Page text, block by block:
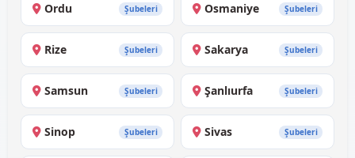
Ordu Şubeleri Osmaniye Şubeleri
Rize Şubeleri Sakarya Şubeleri
Samsun Şubeleri Şanlıurfa Şubeleri
Sinop Şubeleri Sivas Şubeleri